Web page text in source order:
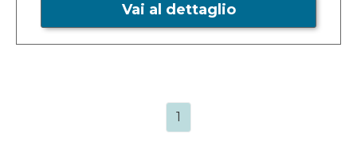
Vai al dettaglio
1